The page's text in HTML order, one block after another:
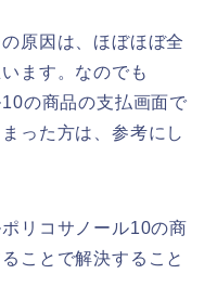
原因は、ほぼほぼ全
ます。なのでも
の商品の支払画面で
った方は、参考にし
リコサノール10の商
ことで解決すること